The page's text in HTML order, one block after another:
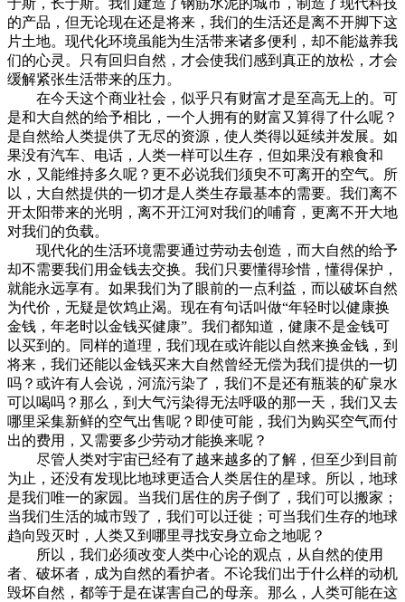
于斯，长于斯。我们建造了钢筋水泥的城市，制造了现代科技
的产品，但无论现在还是将来，我们的生活还是离不开脚下这
片土地。现代化环境虽能为生活带来诸多便利，却不能滋养我
们的心灵。只有回归自然，才会使我们感到真正的放松，才会
缓解紧张生活带来的压力。
在今天这个商业社会，似乎只有财富才是至高无上的。可
是和大自然的给予相比，一个人拥有的财富又算得了什么呢？
是自然给人类提供了无尽的资源，使人类得以延续并发展。如
果没有汽车、电话，人类一样可以生存，但如果没有粮食和
水，又能维持多久呢？更不必说我们须臾不可离开的空气。所
以，大自然提供的一切才是人类生存最基本的需要。我们离不
开太阳带来的光明，离不开江河对我们的哺育，更离不开大地
对我们的负载。
现代化的生活环境需要通过劳动去创造，而大自然的给予
却不需要我们用金钱去交换。我们只要懂得珍惜，懂得保护，
就能永远享有。如果我们为了眼前的一点利益，而以破坏自然
为代价，无疑是饮鸩止渴。现在有句话叫做“年轻时以健康换
金钱，年老时以金钱买健康”。我们都知道，健康不是金钱可
以买到的。同样的道理，我们现在或许能以自然来换金钱，到
将来，我们还能以金钱买来大自然曾经无偿为我们提供的一切
吗？或许有人会说，河流污染了，我们不是还有瓶装的矿泉水
可以喝吗？那么，到大气污染得无法呼吸的那一天，我们又去
哪里采集新鲜的空气出售呢？即使可能，我们为购买空气而付
出的费用，又需要多少劳动才能换来呢？
尽管人类对宇宙已经有了越来越多的了解，但至少到目前
为止，还没有发现比地球更适合人类居住的星球。所以，地球
是我们唯一的家园。当我们居住的房子倒了，我们可以搬家；
当我们生活的城市毁了，我们可以迁徙；可当我们生存的地球
趋向毁灭时，人类又到哪里寻找安身立命之地呢？
所以，我们必须改变人类中心论的观点，从自然的使用
者、破坏者，成为自然的看护者。不论我们出于什么样的动机
毁坏自然，都等于是在谋害自己的母亲。那么，人类可能在这